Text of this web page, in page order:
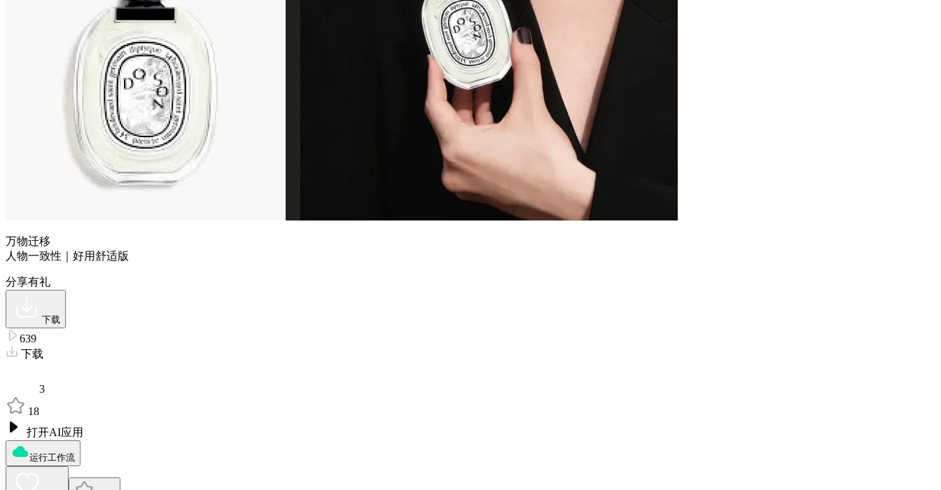
万物迁移
人物一致性｜好用舒适版
分享有礼
下载
639
下载
3
18
打开AI应用
运行工作流